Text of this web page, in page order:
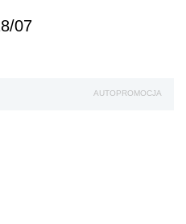
07
AUTOPROMOCJA